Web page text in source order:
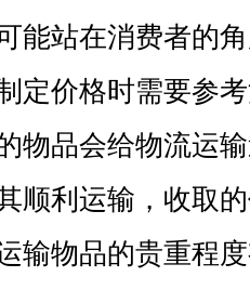
能站在消费者的
定价格时需要参
物品会给物流运
顺利运输，收取
输物品的贵重程